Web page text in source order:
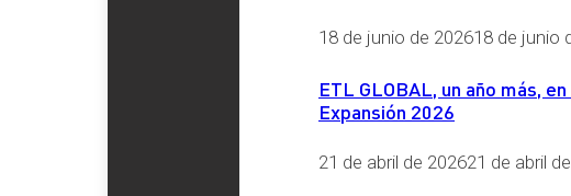
18 de junio de 202618 de junio
ETL GLOBAL, un año más,
Expansión 2026
21 de abril de 202621 de abril